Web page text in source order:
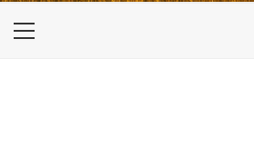
Primary